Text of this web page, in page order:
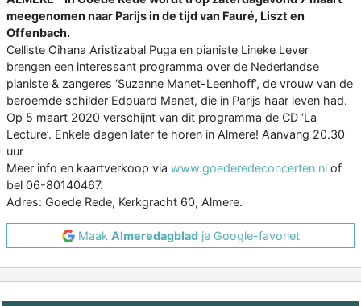
meegenomen naar Parijs in de tijd van Fauré, Liszt en
Offenbach.
Celliste Oihana Aristizabal Puga en pianiste Lineke Lever
brengen een interessant programma over de Nederlandse
pianiste & zangeres ‘Suzanne Manet-Leenhoff’, de vrouw van de
beroemde schilder Edouard Manet, die in Parijs haar leven had.
Op 5 maart 2020 verschijnt van dit programma de CD ‘La
Lecture’. Enkele dagen later te horen in Almere! Aanvang 20.30
uur
Meer info en kaartverkoop via www.goederedeconcerten.nl of
bel 06-80140467.
Adres: Goede Rede, Kerkgracht 60, Almere.
Maak Almeredagbladje Google-favoriet